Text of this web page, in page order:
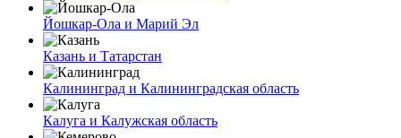
Йошкар-Ола и Марий Эл
Казань и Татарстан
Калининград и Калининградская область
Калуга и Калужская область